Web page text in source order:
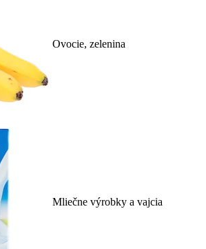
Ovocie, zelenina
Mliečne výrobky a vajcia